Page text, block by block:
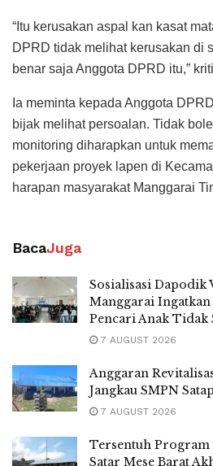
“Itu kerusakan aspal kan kasat
DPRD tidak melihat kerusakan di
benar saja Anggota DPRD itu,”
Ia meminta kepada Anggota
bijak melihat persoalan. Tidak
monitoring diharapkan untuk
pekerjaan proyek lapen di
harapan masyarakat Manggarai
BacaJuga
Sosialisasi Dapodik
Manggarai
Pencari Anak Tidak
7 AUGUST 2026
Anggaran
Jangkau SMPN
7 AUGUST 2026
Tersentuh Program
Satar Mese Barat